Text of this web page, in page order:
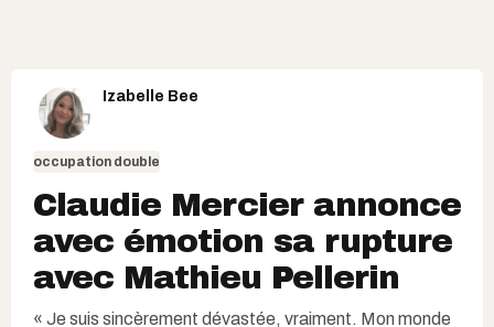
Izabelle Bee
occupation double
Claudie Mercier annonce
avec émotion sa rupture
avec Mathieu Pellerin
« Je suis sincèrement dévastée, vraiment. Mon monde